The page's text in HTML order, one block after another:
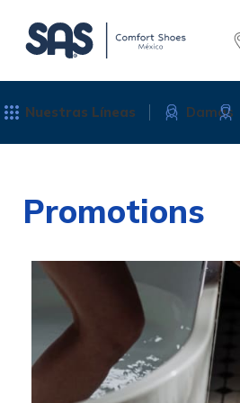
Nuestras Líneas Damas
Promotions